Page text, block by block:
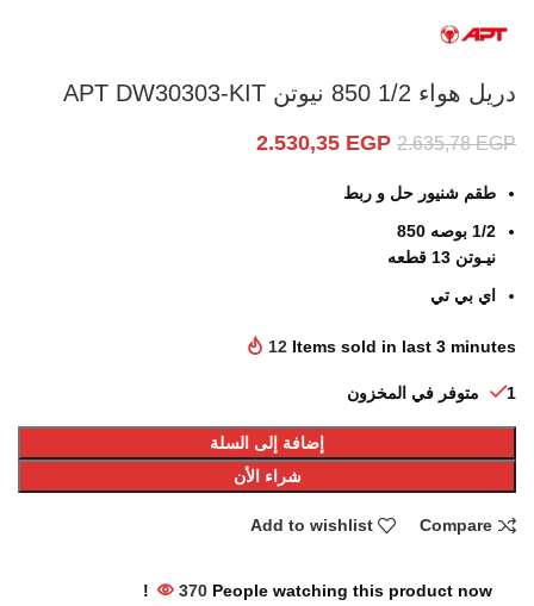
دريل هواء 1/2 850 نيوتن APT DW30303-KIT
2.635,78EGP
2.530,35 EGP
طقم شنيور حل و ربط
1/2 بوصه 850
نيـوتن 13 قطعه
اي بي تي
12 Items sold in last 3 minutes
1 متوفر في المخزون
إضافة إلى السلة
شراء الأن
Compare
Add to wishlist
370 People watching this product now!